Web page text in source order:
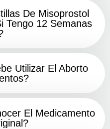
De Misoprostol
Tengo 12 Semanas
Utilizar El Aborto
El Medicamento